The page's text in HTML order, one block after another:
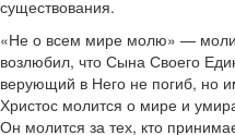
существования.
«Не о всем мире молю» —
возлюбил, что Сына Своего
верующий в Него не погиб, но
Христос молится о мире и
Он молится за тех, кто